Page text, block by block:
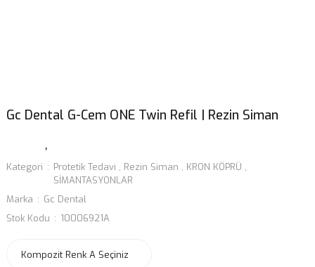
Gc Dental G-Cem ONE Twin Refil | Rezin Siman
Kategori Protetik Tedavi , Rezin Siman , KRON KÖPRÜ ,
SİMANTASYONLAR
Marka
Gc Dental
Stok Kodu
10006921A